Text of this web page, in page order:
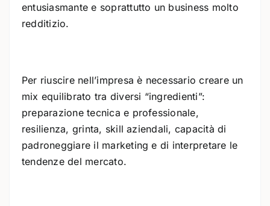
entusiasmante e soprattutto un business molto
redditizio.
Per riuscire nell’impresa è necessario creare un
mix equilibrato tra diversi “ingredienti”:
preparazione tecnica e professionale,
resilienza, grinta, skill aziendali, capacità di
padroneggiare il marketing e di interpretare le
tendenze del mercato.